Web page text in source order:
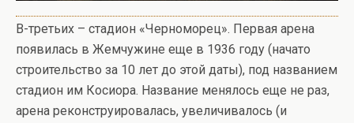
В-третьих – стадион «Черноморец». Первая арена
появилась в Жемчужине еще в 1936 году (начато
строительство за 10 лет до этой даты), под названием
стадион им Косиора. Название менялось еще не раз,
арена реконструировалась, увеличивалось (и